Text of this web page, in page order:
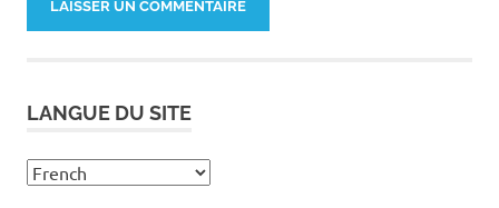
LANGUE DU SITE